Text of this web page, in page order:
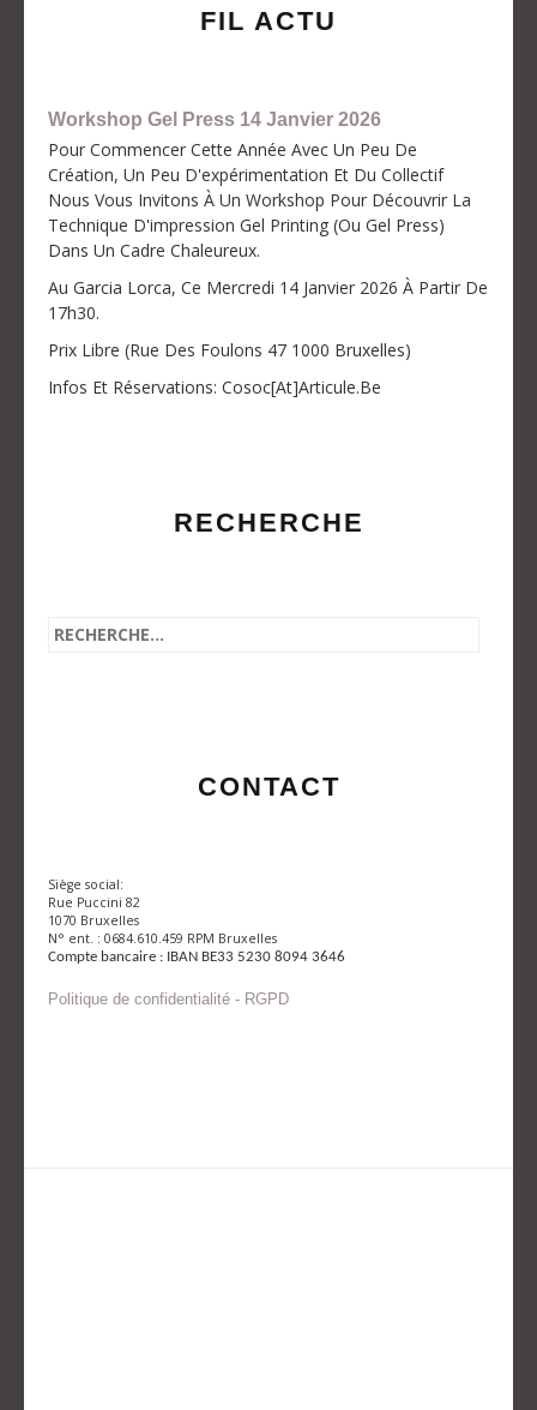
FIL ACTU
Workshop Gel Press 14 Janvier 2026
Pour Commencer Cette Année Avec Un Peu De
Création, Un Peu D'expérimentation Et Du Collectif
Nous Vous Invitons À Un Workshop Pour Découvrir La
Technique D'impression Gel Printing (ou Gel Press)
Dans Un Cadre Chaleureux.
Au Garcia Lorca, Ce Mercredi 14 Janvier 2026 À Partir De
17h30.
Prix Libre (Rue Des Foulons 47 1000 Bruxelles)
Infos Et Réservations: Cosoc[at]articule.be
RECHERCHE
CONTACT
Siège social:
Rue Puccini 82
1070 Bruxelles
N° ent. : 0684.610.459 RPM Bruxelles
Compte bancaire : IBAN BE33 5230 8094 3646
Politique de confidentialité - RGPD